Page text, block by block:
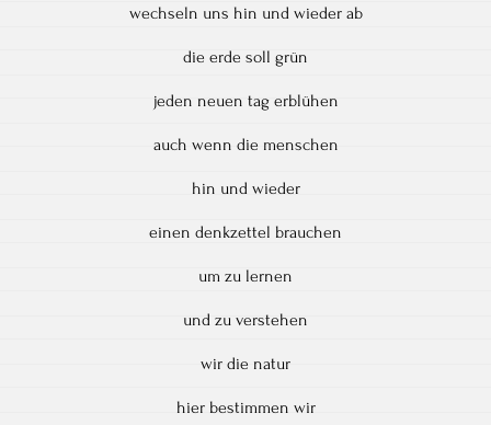
wechseln uns hin und wieder ab
die erde soll grün
jeden neuen tag erblühen
auch wenn die menschen
hin und wieder
einen denkzettel brauchen
um zu lernen
und zu verstehen
wir die natur
hier bestimmen wir